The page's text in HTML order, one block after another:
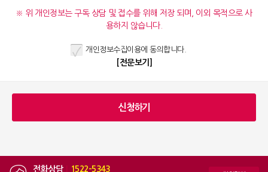
※ 위 개인정보는 구독 상담 및 접수를 위해 저장 되며, 이외 목적으로 사
용하지 않습니다.
개인정보수집이용에 동의합니다.
[전문보기]
전화상담 1522-5343